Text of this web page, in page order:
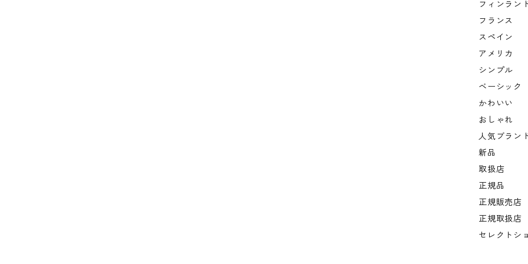
フィンラン
フランス
スペイン
アメリカ
シンプル
ベーシック
かわいい
おしゃれ
人気ブラン
新品
取扱店
正規品
正規販売店
正規取扱店
セレクトシ